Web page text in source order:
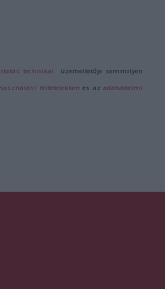
technikai üzemeltetője semmilyen
feltételekben és azadatvédelmi